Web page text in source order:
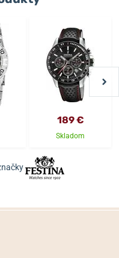
189 €
Skladom